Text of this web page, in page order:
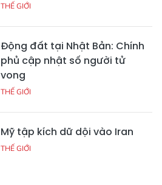
THẾ GIỚI
Động đất tại Nhật Bản: Chính
phủ cập nhật số người tử
vong
THẾ GIỚI
Mỹ tập kích dữ dội vào Iran
THẾ GIỚI